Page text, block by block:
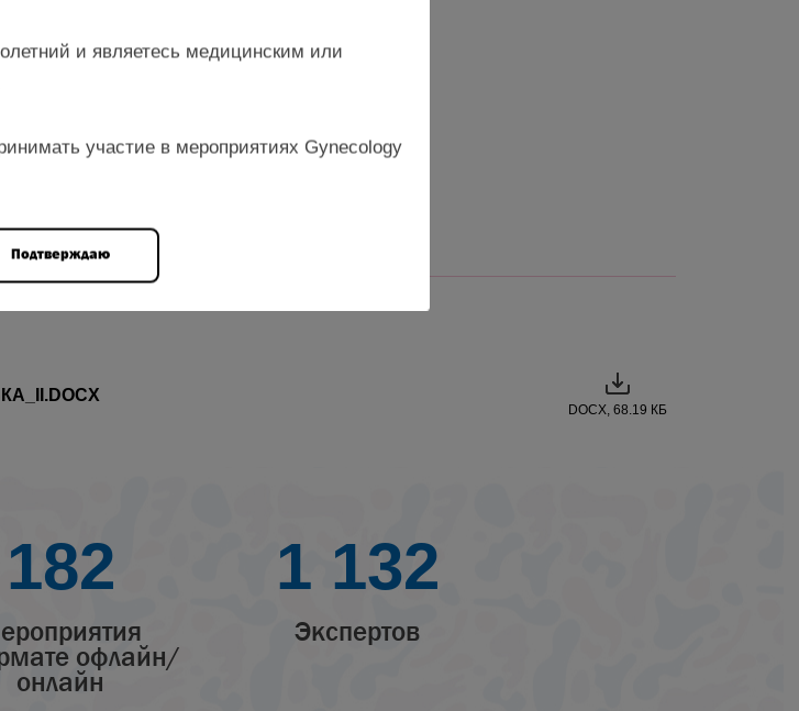
DOCX, 68.19 КБ
182
офлайн/
онлайн
1 132
Экспертов
и являетесь медицинским или
участие в мероприятиях Gynecology
Подтверждаю